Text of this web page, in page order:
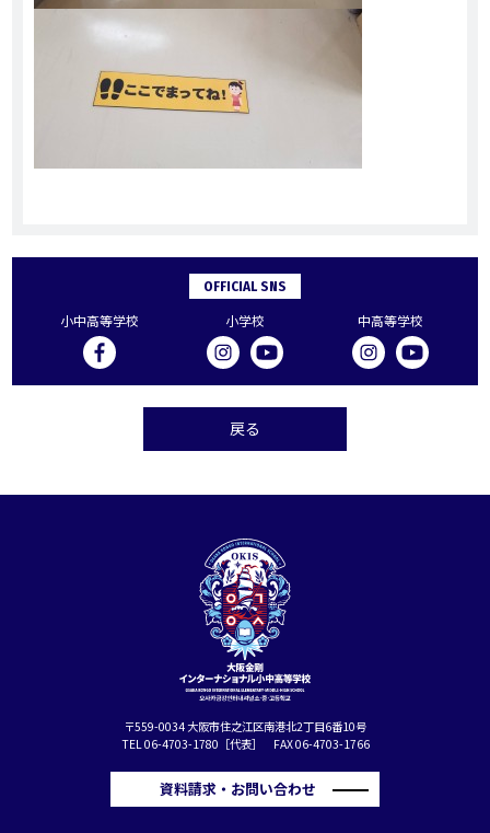
OFFICIAL SNS
小中高等学校 小学校 中高等学校
戻る
〒559-0034 大阪市住之江区南港北2丁目6番10号
TEL 06-4703-1780［代表］ FAX 06-4703-1766
資料請求・お問い合わせ